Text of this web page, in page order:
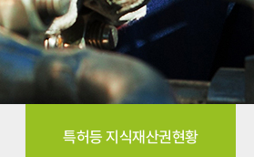
특허등 지식재산권현황